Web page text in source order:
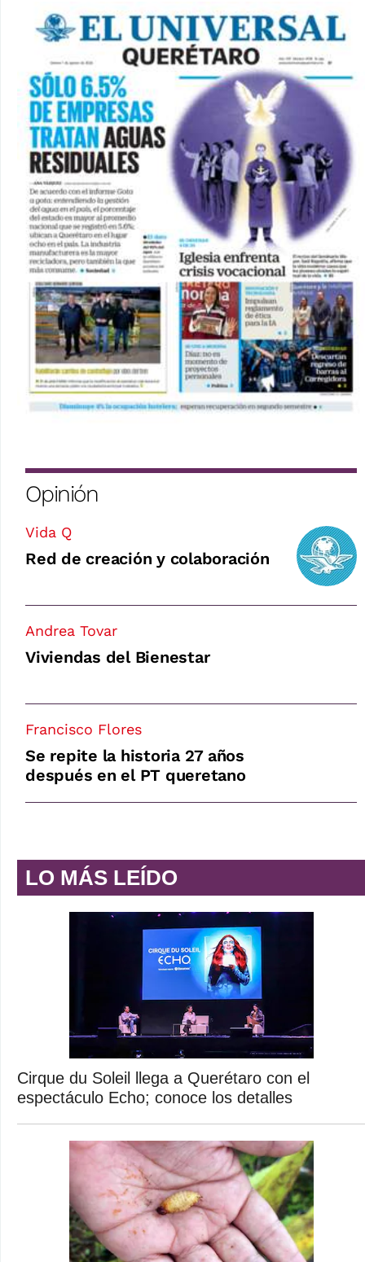
Opinión
Vida Q
Red de creación y colaboración
Andrea Tovar
Viviendas del Bienestar
Francisco Flores
Se repite la historia 27 años
después en el PT queretano
LO MÁS LEÍDO
Cirque du Soleil llega a Querétaro con el
espectáculo Echo; conoce los detalles